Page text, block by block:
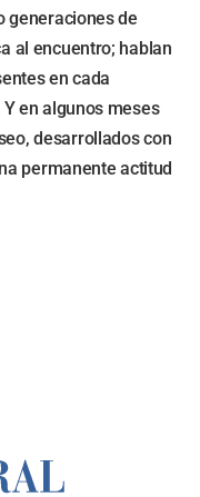
generaciones de
al encuentro; hablan
en cada
en algunos meses
desarrollados con
permanente actitud